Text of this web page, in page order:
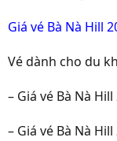
Giá vé Bà Nà Hill
Vé dành cho du
– Giá vé Bà Nà
– Giá vé Bà Nà